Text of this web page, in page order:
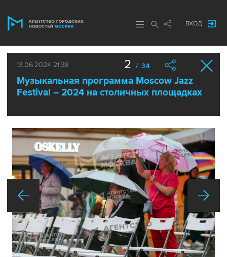
ВХОД
13.06.2024 21:38
Музыкальная программа Moscow Jazz
Festival – 2024 на столичных площадках
2 / 34